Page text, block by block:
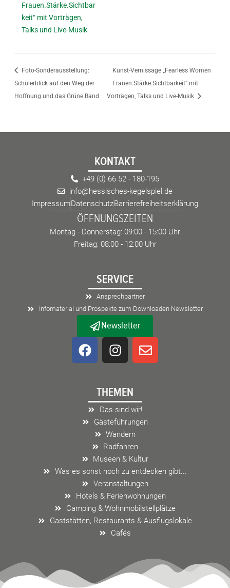
Frauen.Stärke.Sichtbar
keit“ mit Vorträgen,
Talks und Live-Musik
Foto-Sonderausstellung:
Schülerblick auf den Weg der
Hoffnung und das Grüne Band
Kunst-Vernissage „Fearless Women
– Frauen.Stärke.Sichtbarkeit“ mit
Vorträgen, Talks und Live-Musik
KONTAKT
+49 (0) 66 52 - 180-195
info@hessisches-kegelspiel.de
ImpressumDatenschutzBarrierefreiheitserklärung
ÖFFNUNGSZEITEN
Montag - Donnerstag: 09:00 - 15:00 Uhr
Freitag: 08:00 - 12:00 Uhr
SERVICE
Ansprechpartner
Infomaterial und Prospekte zum Downloaden Newsletter
Newsletter
F
a
o
o
I
n
a
g
r
a
m
E
n
p
THEMEN
Das sind wir!
Gästeführungen
Wandern
Radfahren
Museen & Kultur
Was es sonst noch zu entdecken gibt...
Veranstaltungen
Hotels & Ferienwohnungen
Camping & Wohnmobilstellplätze
Gaststätten, Restaurants & Ausflugslokale
Cafés